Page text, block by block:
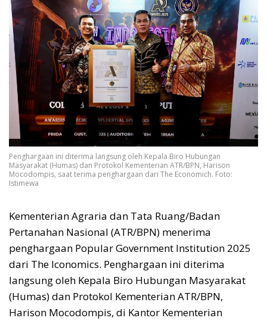
Penghargaan ini diterima langsung oleh Kepala Biro Hubungan
Masyarakat (Humas) dan Protokol Kementerian ATR/BPN, Harison
Mocodompis, saat terima penghargaan dari The Economich. Foto:
Istimewa
Kementerian Agraria dan Tata Ruang/Badan
Pertanahan Nasional (ATR/BPN) menerima
penghargaan Popular Government Institution 2025
dari The Iconomics. Penghargaan ini diterima
langsung oleh Kepala Biro Hubungan Masyarakat
(Humas) dan Protokol Kementerian ATR/BPN,
Harison Mocodompis, di Kantor Kementerian